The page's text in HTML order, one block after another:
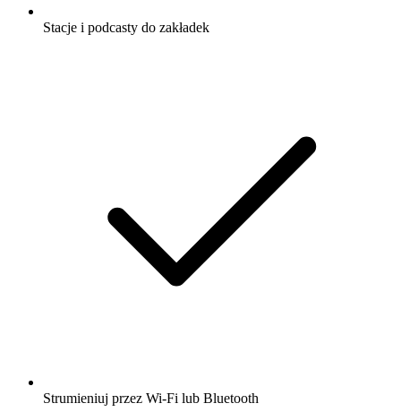
Stacje i podcasty do zakładek
Strumieniuj przez Wi-Fi lub Bluetooth